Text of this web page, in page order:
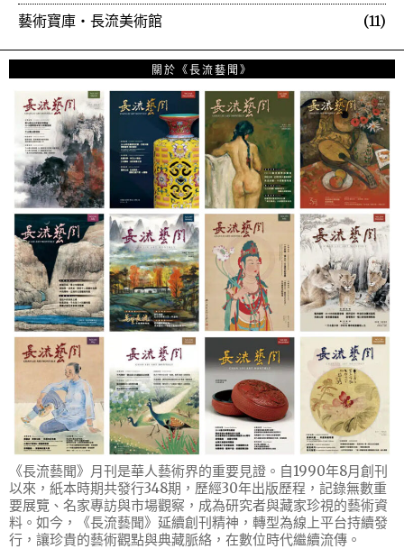
藝術寶庫・長流美術館
11
關於《長流藝聞》
《長流藝聞》月刊是華人藝術界的重要見證。自1990年8月創刊
以來，紙本時期共發行348期，歷經30年出版歷程，記錄無數重
要展覽、名家專訪與市場觀察，成為研究者與藏家珍視的藝術資
料。如今，《長流藝聞》延續創刊精神，轉型為線上平台持續發
行，讓珍貴的藝術觀點與典藏脈絡，在數位時代繼續流傳。